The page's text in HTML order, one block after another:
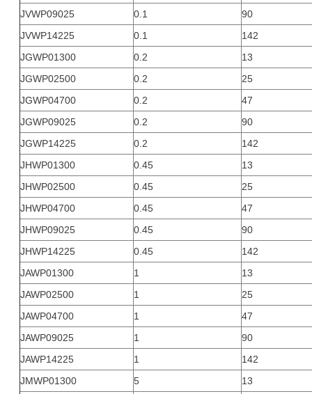
JVWP09025
0.1
90
JVWP14225
0.1
142
JGWP01300
0.2
13
JGWP02500
0.2
25
JGWP04700
0.2
47
JGWP09025
0.2
90
JGWP14225
0.2
142
JHWP01300
0.45
13
JHWP02500
0.45
25
JHWP04700
0.45
47
JHWP09025
0.45
90
JHWP14225
0.45
142
JAWP01300
1
13
JAWP02500
1
25
JAWP04700
1
47
JAWP09025
1
90
JAWP14225
1
142
JMWP01300
5
13